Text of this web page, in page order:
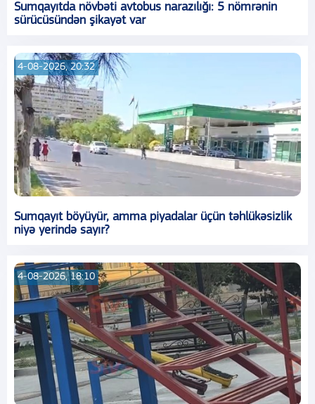
Sumqayıtda növbəti avtobus narazılığı: 5 nömrənin
sürücüsündən şikayət var
4-08-2026, 20:32
Sumqayıt böyüyür, amma piyadalar üçün təhlükəsizlik
niyə yerində sayır?
4-08-2026, 18:10